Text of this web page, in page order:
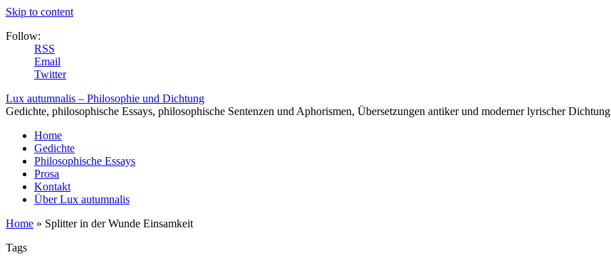
Skip to content
Follow:
RSS
Email
Twitter
Lux autumnalis – Philosophie und Dichtung
Gedichte, philosophische Essays, philosophische Sentenzen und Aphorismen, Übersetzungen antiker und moderner lyrischer Dichtung
Home
Gedichte
Philosophische Essays
Prosa
Kontakt
Über Lux autumnalis
Home » Splitter in der Wunde Einsamkeit
Tags